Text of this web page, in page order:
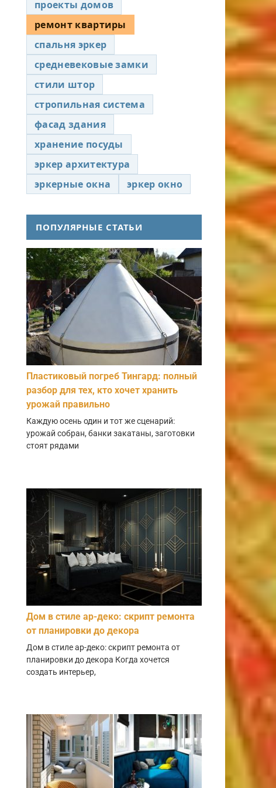
проекты домов
ремонт квартиры
спальня эркер
средневековые замки
стили штор
стропильная система
фасад здания
хранение посуды
эркер архитектура
эркерные окна
эркер окно
ПОПУЛЯРНЫЕ СТАТЬИ
Пластиковый погреб Тингард: полный
разбор для тех, кто хочет хранить
урожай правильно
Каждую осень один и тот же сценарий:
урожай собран, банки закатаны, заготовки
стоят рядами
Дом в стиле ар-деко: скрипт ремонта
от планировки до декора
Дом в стиле ар-деко: скрипт ремонта от
планировки до декора Когда хочется
создать интерьер,